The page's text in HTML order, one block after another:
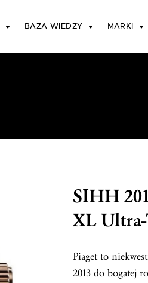
BAZA WIEDZY MARKI
SIHH
XL
Piaget to
2013 do bogatej